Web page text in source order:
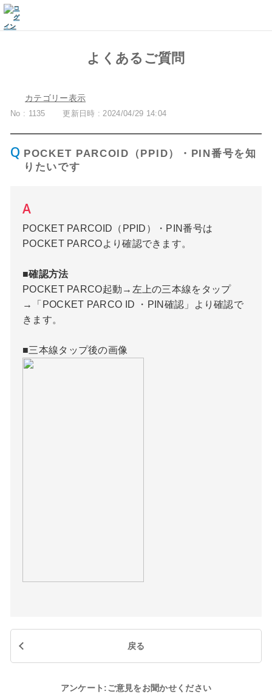
よくあるご質問
カテゴリー表示
No : 1135 更新日時 : 2024/04/29 14:04
POCKET PARCOID（PPID）・PIN番号を知
りたいです
POCKET PARCOID（PPID）・PIN番号は
POCKET PARCOより確認できます。
■確認方法
POCKET PARCO起動→左上の三本線をタップ
→「POCKET PARCO ID ・PIN確認」より確認で
きます。
■三本線タップ後の画像
戻る
アンケート:ご意見をお聞かせください